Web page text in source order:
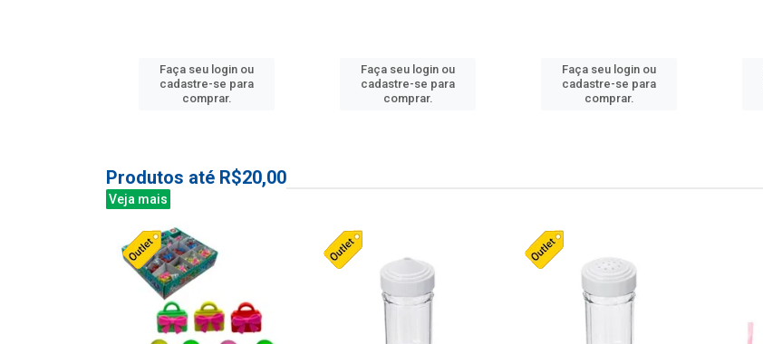
Faça seu login ou
cadastre-se para
comprar.
Faça seu login ou
cadastre-se para
comprar.
Faça seu login ou
cadastre-se para
comprar.
Produtos até R$20,00
Veja mais